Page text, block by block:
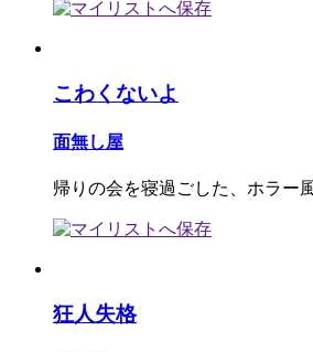
こわくないよ
面無し屋
帰りの会を寝過ごした、ホラー
狂人失格